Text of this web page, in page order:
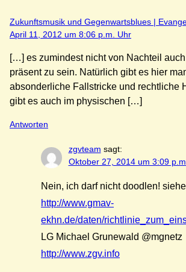
Zukunftsmusik und Gegenwartsblues |
April 11, 2012 um 8:06 p.m. Uhr
[…] es zumindest nicht von Nachteil
präsent zu sein. Natürlich gibt es hier
absonderliche Fallstricke und rechtliche
gibt es auch im physischen […]
Antworten
zgvteam sagt:
Oktober 27, 2014 um 3:09
Nein, ich darf nicht doodlen!
http://www.gmav-
ekhn.de/daten/
LG Michael Grunewald @mgnetz
http://www.zgv.info